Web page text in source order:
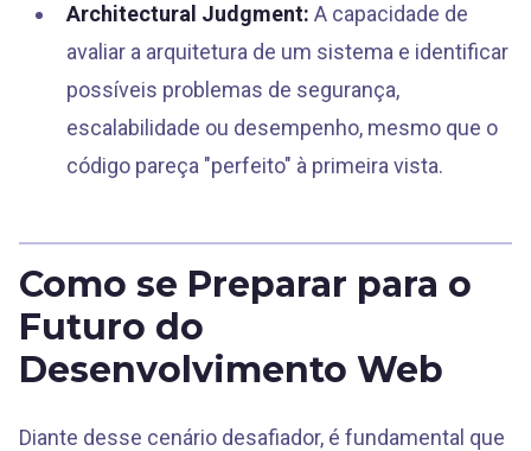
Architectural Judgment: A capacidade de
avaliar a arquitetura de um sistema e identificar
possíveis problemas de segurança,
escalabilidade ou desempenho, mesmo que o
código pareça "perfeito" à primeira vista.
Como se Preparar para o
Futuro do
Desenvolvimento Web
Diante desse cenário desafiador, é fundamental que